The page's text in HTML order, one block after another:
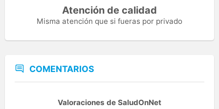
Atención de calidad
Misma atención que si fueras por privado
COMENTARIOS
Valoraciones de SaludOnNet